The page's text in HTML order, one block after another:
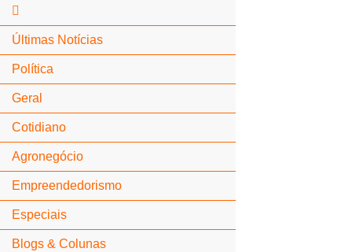
Últimas Notícias
Política
Geral
Cotidiano
Agronegócio
Empreendedorismo
Especiais
Blogs & Colunas